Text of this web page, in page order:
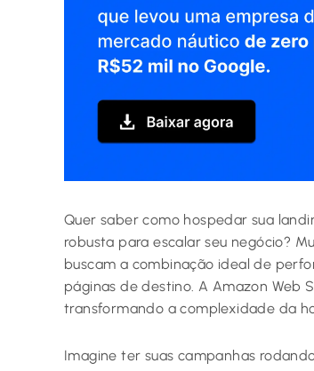
Quer saber como hospedar sua
robusta para escalar seu negócio?
buscam a combinação ideal de
páginas de destino. A Amazon Web
transformando a complexidade da
Imagine ter suas campanhas